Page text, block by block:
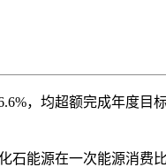
，均超额完成年度目
能源在一次能源消费比